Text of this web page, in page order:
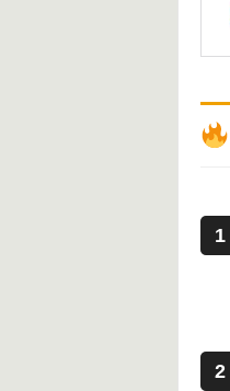
1
2